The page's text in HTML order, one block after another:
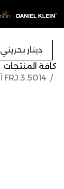
دينار بحريني
كافة المنتجات
FRJ.3.5014 أقراط نسائية من فري لوك باريس